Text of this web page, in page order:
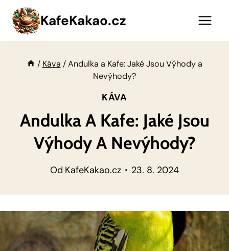
Přeskočit
obsah
KafeKakao.cz
/ Káva / Andulka a Kafe: Jaké Jsou Výhody a
Nevýhody?
KÁVA
Andulka A Kafe: Jaké Jsou
Výhody A Nevýhody?
Od KafeKakao.cz 23. 8. 2024